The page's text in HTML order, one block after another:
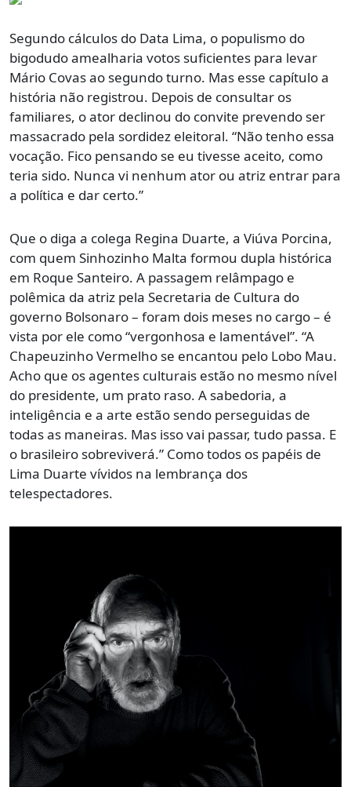
Segundo cálculos do Data Lima, o populismo do
bigodudo amealharia votos suficientes para levar
Mário Covas ao segundo turno. Mas esse capítulo a
história não registrou. Depois de consultar os
familiares, o ator declinou do convite prevendo ser
massacrado pela sordidez eleitoral. “Não tenho essa
vocação. Fico pensando se eu tivesse aceito, como
teria sido. Nunca vi nenhum ator ou atriz entrar para
a política e dar certo.”
Que o diga a colega Regina Duarte, a Viúva Porcina,
com quem Sinhozinho Malta formou dupla histórica
em Roque Santeiro. A passagem relâmpago e
polêmica da atriz pela Secretaria de Cultura do
governo Bolsonaro – foram dois meses no cargo – é
vista por ele como “vergonhosa e lamentável”. “A
Chapeuzinho Vermelho se encantou pelo Lobo Mau.
Acho que os agentes culturais estão no mesmo nível
do presidente, um prato raso. A sabedoria, a
inteligência e a arte estão sendo perseguidas de
todas as maneiras. Mas isso vai passar, tudo passa. E
o brasileiro sobreviverá.” Como todos os papéis de
Lima Duarte vívidos na lembrança dos
telespectadores.